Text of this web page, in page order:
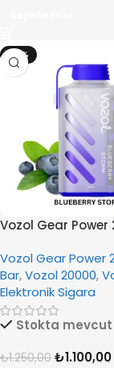
-12%
Vozol Gear Power
Vozol Gear Power
Bar,Vozol 20000,
Elektronik Sigara
Stokta mevcut
₺1.250,00 ₺1.100,00